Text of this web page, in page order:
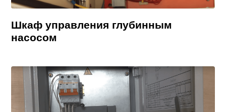
Шкаф управления глубинным
насосом